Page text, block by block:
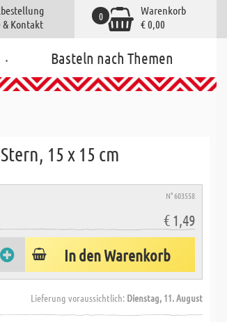
& Kontakt
Warenkorb
€ 0,00
0
. Basteln nach Themen
15 x 15 cm
N° 603558
€ 1,49
In den Warenkorb
Lieferung voraussichtlich: Dienstag, 11. August